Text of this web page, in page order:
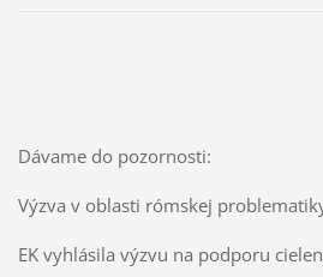
Dávame do pozornosti:
Výzva v oblasti rómskej
EK vyhlásila výzvu na podporu